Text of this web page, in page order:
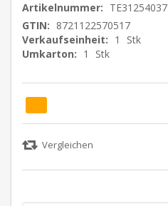
Artikelnummer: TE31254037
GTIN: 8721122570517
Verkaufseinheit: 1
Stk
Umkarton: 1 Stk